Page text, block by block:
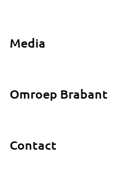
Media
Omroep Brabant
Contact